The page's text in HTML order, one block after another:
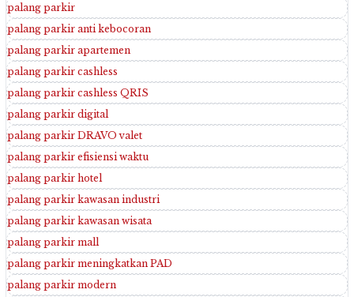
palang parkir
palang parkir anti kebocoran
palang parkir apartemen
palang parkir cashless
palang parkir cashless QRIS
palang parkir digital
palang parkir DRAVO valet
palang parkir efisiensi waktu
palang parkir hotel
palang parkir kawasan industri
palang parkir kawasan wisata
palang parkir mall
palang parkir meningkatkan PAD
palang parkir modern